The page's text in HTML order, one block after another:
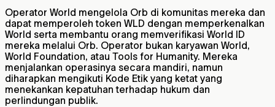
Operator World mengelola Orb di komunitas mereka dan
dapat memperoleh token WLD dengan memperkenalkan
World serta membantu orang memverifikasi World ID
mereka melalui Orb. Operator bukan karyawan World,
World Foundation, atau Tools for Humanity. Mereka
menjalankan operasinya secara mandiri, namun
diharapkan mengikuti Kode Etik yang ketat yang
menekankan kepatuhan terhadap hukum dan
perlindungan publik.